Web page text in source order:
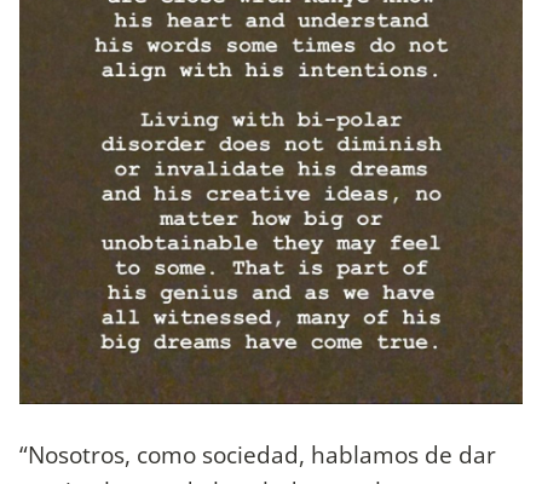
“Nosotros, como sociedad, hablamos de dar